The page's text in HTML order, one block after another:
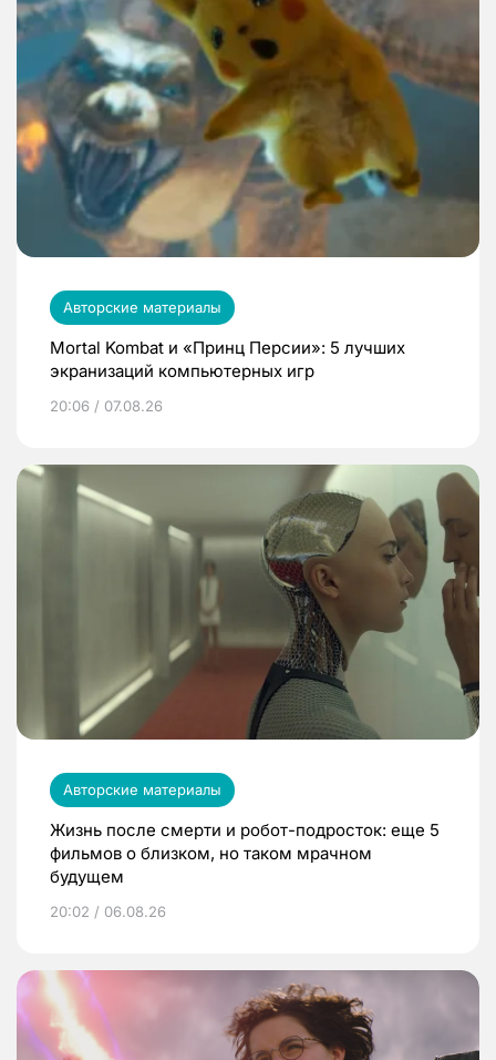
Авторские материалы
Mortal Kombat и «Принц Персии»: 5 лучших
экранизаций компьютерных игр
20:06 / 07.08.26
Авторские материалы
Жизнь после смерти и робот-подросток: еще 5
фильмов о близком, но таком мрачном
будущем
20:02 / 06.08.26